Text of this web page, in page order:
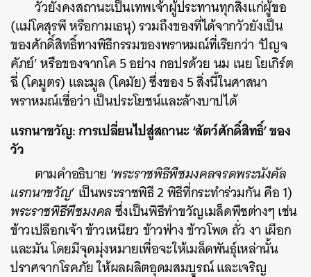
วัวยังคงสถานะเป็นเทพเจ้าผู้ประทานทุกสิ่งแก่ผู้ขอ
(แม่โคสุรพี หรือกามเธนุ) รวมถึงของที่ได้จากวัวยังเป็น
ของศักดิ์สิทธิ์ทางพิธีกรรมของพราหมณ์ที่เรียกว่า ‘ปัญจ
คัภย์’ หรือของจากโค 5 อย่าง กอปรด้วย นม เนย โยเกิร์ต
ฉี่ (โคมูตร) และมูล (โคมัย) ซึ่งของ 5 สิ่งนี้ในศาสนา
พราหมณ์เชื่อว่า เป็นประโยชน์และล้างบาปได้
แรกนาขวัญ: การเปลี่ยนไปสู่สถานะ ‘สัตว์ศักดิ์สิทธิ์’ ของ
วัว
ตามคำอธิบาย ‘พระราชพิธีพืชมงคลจรดพระนังคัล
แรกนาขวัญ’ เป็นพระราชพิธี 2 พิธีที่กระทำร่วมกัน คือ 1)
พระราชพิธีพืชมงคลซึ่งเป็นพิธีทำขวัญเมล็ดพืชต่างๆ เช่น
ข้าวเปลือกเจ้า ข้าวเหนียว ข้าวฟ่าง ข้าวโพด ถั่ว งา เผือก
และมัน โดยมีจุดมุ่งหมายเพื่อจะให้เมล็ดพันธุ์เหล่านั้น
ปราศจากโรคภัย ให้ผลผลิตอุดมสมบูรณ์ และเจริญ